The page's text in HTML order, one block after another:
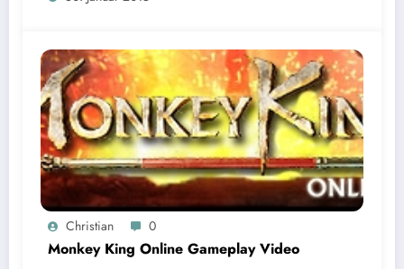
Christian 0
Monkey King Online Gameplay Video